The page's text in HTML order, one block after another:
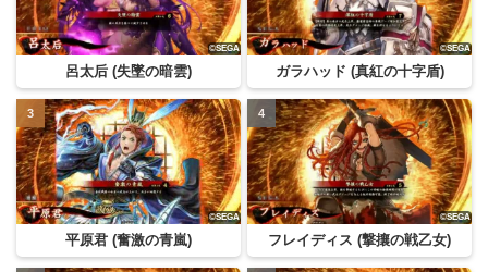
呂太后 (失墜の暗雲) ガラハッド (真紅の十字盾)
平原君 (奮激の青嵐) フレイディス (撃攘の戦乙女)